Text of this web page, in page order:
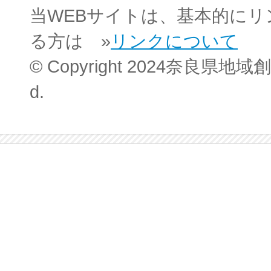
当WEBサイトは、基本的に
る方は » リンクについて
© Copyright 2024奈良県地域
d.